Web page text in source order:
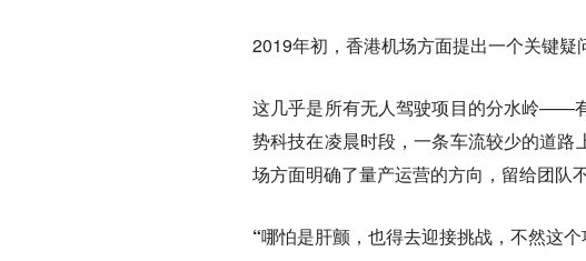
2019年初，香港机场方面提出一个关键疑
这几乎是所有无人驾驶项目的分水岭——
势科技在凌晨时段，一条车流较少的道
场方面明确了量产运营的方向，留给团队
“哪怕是肝颤，也得去迎接挑战，不然这个